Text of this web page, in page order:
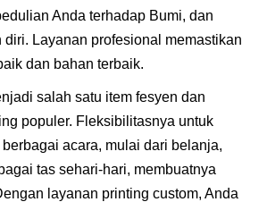
Anda terhadap Bumi, dan
diri. Layanan profesional memastikan
dan bahan terbaik.
salah satu item fesyen dan
populer. Fleksibilitasnya untuk
acara, mulai dari belanja,
tas sehari-hari, membuatnya
layanan printing custom, Anda